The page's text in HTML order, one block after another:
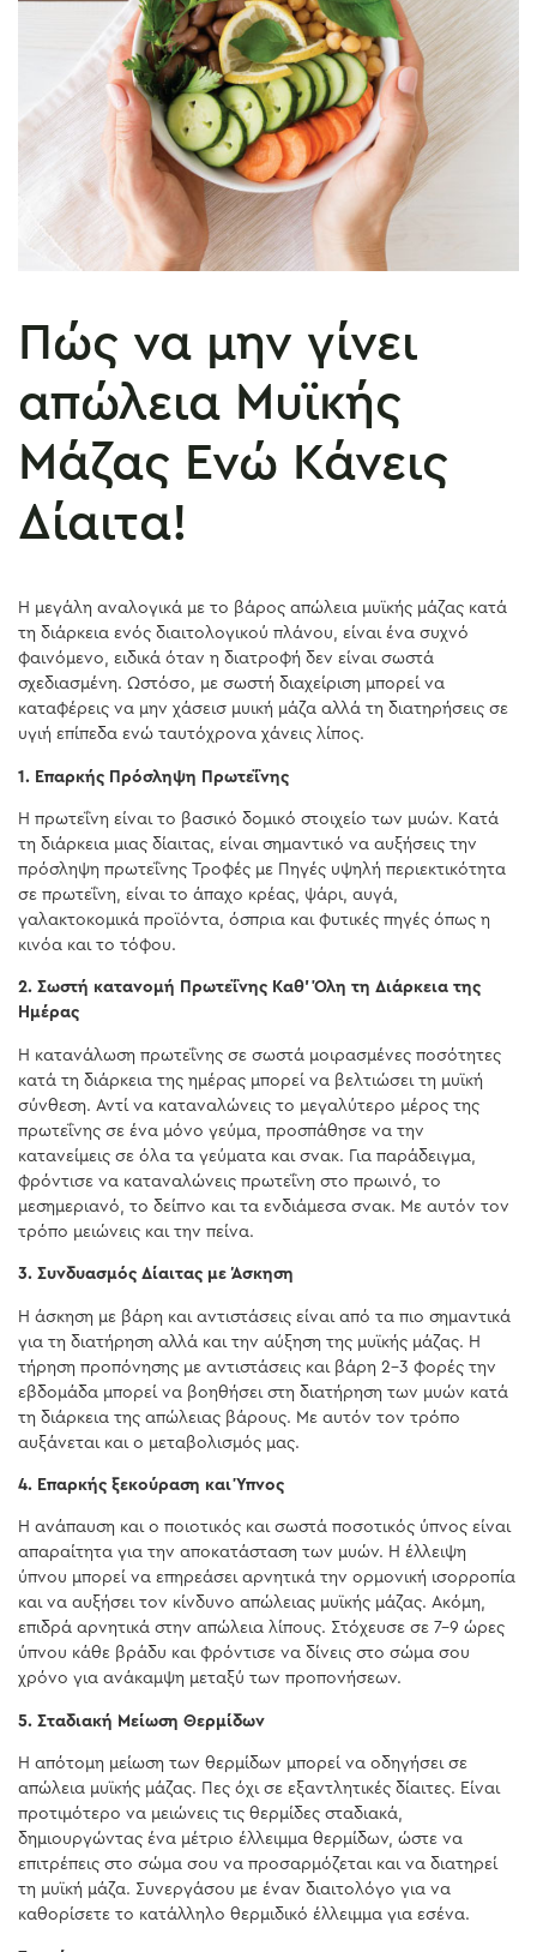
Πώς να μην γίνει
απώλεια Μυϊκής
Μάζας Ενώ Κάνεις
Δίαιτα!
Η μεγάλη αναλογικά με το βάρος απώλεια μυϊκής μάζας κατά
τη διάρκεια ενός διαιτολογικού πλάνου, είναι ένα συχνό
φαινόμενο, ειδικά όταν η διατροφή δεν είναι σωστά
σχεδιασμένη. Ωστόσο, με σωστή διαχείριση μπορεί να
καταφέρεις να μην χάσεισ μυική μάζα αλλά τη διατηρήσεις σε
υγιή επίπεδα ενώ ταυτόχρονα χάνεις λίπος.
1. Επαρκής Πρόσληψη Πρωτεΐνης
Η πρωτεΐνη είναι το βασικό δομικό στοιχείο των μυών. Κατά
τη διάρκεια μιας δίαιτας, είναι σημαντικό να αυξήσεις την
πρόσληψη πρωτεΐνης Τροφές με Πηγές υψηλή περιεκτικότητα
σε πρωτεΐνη, είναι το άπαχο κρέας, ψάρι, αυγά,
γαλακτοκομικά προϊόντα, όσπρια και φυτικές πηγές όπως η
κινόα και το τόφου.
2. Σωστή κατανομή Πρωτεΐνης Καθ’ Όλη τη Διάρκεια της
Ημέρας
Η κατανάλωση πρωτεΐνης σε σωστά μοιρασμένες ποσότητες
κατά τη διάρκεια της ημέρας μπορεί να βελτιώσει τη μυϊκή
σύνθεση. Αντί να καταναλώνεις το μεγαλύτερο μέρος της
πρωτεΐνης σε ένα μόνο γεύμα, προσπάθησε να την
κατανείμεις σε όλα τα γεύματα και σνακ. Για παράδειγμα,
φρόντισε να καταναλώνεις πρωτεΐνη στο πρωινό, το
μεσημεριανό, το δείπνο και τα ενδιάμεσα σνακ. Με αυτόν τον
τρόπο μειώνεις και την πείνα.
3. Συνδυασμός Δίαιτας με Άσκηση
Η άσκηση με βάρη και αντιστάσεις είναι από τα πιο σημαντικά
για τη διατήρηση αλλά και την αύξηση της μυϊκής μάζας. Η
τήρηση προπόνησης με αντιστάσεις και βάρη 2-3 φορές την
εβδομάδα μπορεί να βοηθήσει στη διατήρηση των μυών κατά
τη διάρκεια της απώλειας βάρους. Με αυτόν τον τρόπο
αυξάνεται και ο μεταβολισμός μας.
4. Επαρκής ξεκούραση και Ύπνος
Η ανάπαυση και ο ποιοτικός και σωστά ποσοτικός ύπνος είναι
απαραίτητα για την αποκατάσταση των μυών. Η έλλειψη
ύπνου μπορεί να επηρεάσει αρνητικά την ορμονική ισορροπία
και να αυξήσει τον κίνδυνο απώλειας μυϊκής μάζας. Ακόμη,
επιδρά αρνητικά στην απώλεια λίπους. Στόχευσε σε 7-9 ώρες
ύπνου κάθε βράδυ και φρόντισε να δίνεις στο σώμα σου
χρόνο για ανάκαμψη μεταξύ των προπονήσεων.
5. Σταδιακή Μείωση Θερμίδων
Η απότομη μείωση των θερμίδων μπορεί να οδηγήσει σε
απώλεια μυϊκής μάζας. Πες όχι σε εξαντλητικές δίαιτες. Είναι
προτιμότερο να μειώνεις τις θερμίδες σταδιακά,
δημιουργώντας ένα μέτριο έλλειμμα θερμίδων, ώστε να
επιτρέπεις στο σώμα σου να προσαρμόζεται και να διατηρεί
τη μυϊκή μάζα. Συνεργάσου με έναν διαιτολόγο για να
καθορίσετε το κατάλληλο θερμιδικό έλλειμμα για εσένα.